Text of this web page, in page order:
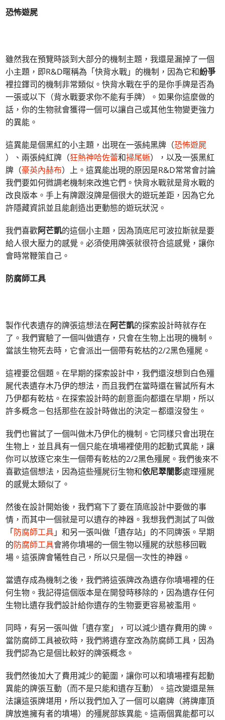
恐怖遊屍
雖然我在預覽時談到大部分的機制主題，我還是漏掉了一個
小主題，即R&D暱稱為「快背水戰」的機制，因為它和紛爭
裡拉鐸司的機制非常類似。快背水戰在乎的是你手牌是否為
一張或以下（背水戰要求你不能有手牌）。如果你這麼做的
話，你的生物就會獲得一個可以讓自己或其他生物變更強力
的異能。
這異能是個黑紅的小主題，出現在一張純黑牌（恐怖遊屍
）、兩張純紅牌（狂熱神哈佐蕾和掃尾蜥），以及一張黑紅
牌（豪英內赫布）上。這異能出現的原因是R&D常常會討論
我們要如何微調老機制來改進它們。快背水戰就是背水戰的
改良版本。手上有牌跟沒牌是個很大的遊玩差距，因為它允
許隱藏資訊並且能創造出更動態的遊玩狀況。
我們喜歡阿芒凱的這個小主題，因為頂底尼可波拉斯就是要
給人很大壓力的感覺。必須使用牌張就很符合這感覺，讓你
會時常鞭策自己。
防腐師工具
製作代表遺存的牌張這想法在阿芒凱的探索設計時就存在
了。我們實驗了一個叫做遺存，只會在生物上出現的機制。
當該生物死去時，它會派出一個帶有乾枯的2/2黑色殭屍。
這裡要岔個題。在早期的探索設計中，我們還沒想到白色殭
屍代表遺存木乃伊的想法，而且我們在當時還在嘗試所有木
乃伊都有乾枯。在探索設計時的創意面向都還在早期，所以
許多概念－包括那些在設計時做出的決定－都還沒發生。
我們也嘗試了一個叫做木乃伊化的機制。它同樣只會出現在
生物上，並且具有一個只能在墳場裡使用的起動式異能，讓
你可以放逐它來生一個帶有乾枯的2/2黑色殭屍。我們後來不
喜歡這個想法，因為這些殭屍衍生物和依尼翠闇影處理殭屍
的感覺太類似了。
然後在設計開始後，我們寫下了要在頂底設計中要做的事
情，而其中一個就是可以遺存的神器。我想我們測試了叫做
「防腐師工具」和另一張叫做「遺存站」的不同牌張。早期
的防腐師工具會將你墳場的一個生物以殭屍的狀態移回戰
場。這張牌會犧牲自己，所以只是個一次性的神器。
當遺存成為機制之後，我們將這張牌改為遺存你墳場裡的任
何生物。我記得這個版本是在開發時移除的，因為遺存任何
生物比遺存我們設計給你遺存的生物要更容易被濫用。
同時，有另一張叫做「遺存室」，可以減少遺存費用的牌。
當防腐師工具被砍時，我們將遺存室改為防腐師工具，因為
我們認為它是個比較好的牌張概念。
我們然後加大了費用減少的範圍，讓你可以和墳場裡有起動
異能的牌張互動（而不是只能和遺存互動）。這改變還是無
法讓這張牌堪用，所以我們加入了一個可以磨牌（將牌庫頂
牌放進擁有者的墳場）的殭屍部族異能。這兩個異能都可以